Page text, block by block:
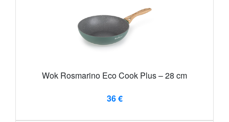
Wok Rosmarino Eco Cook Plus – 28 cm
36 €